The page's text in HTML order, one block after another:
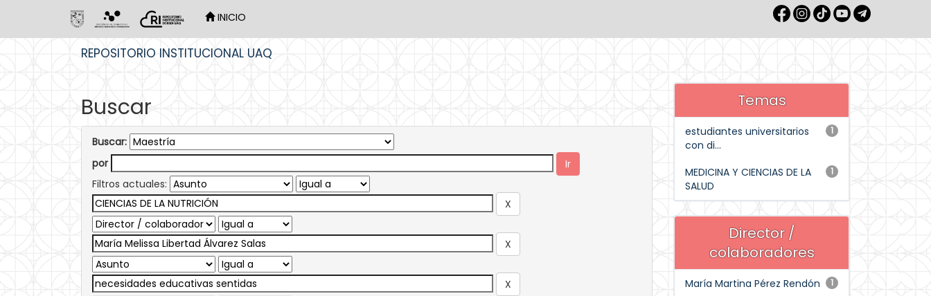
INICIO
REPOSITORIO INSTITUCIONAL UAQ
Buscar
Buscar:
por
Filtros actuales:
Temas
1
estudiantes universitarios
con di...
1
MEDICINA Y CIENCIAS DE LA
SALUD
Director /
colaboradores
1
María Martina Pérez Rendón